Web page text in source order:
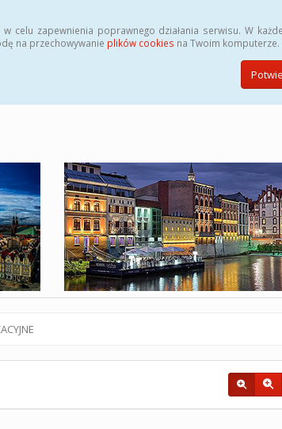
zapewnienia poprawnego działania serwisu. W
na przechowywanie plików cookies na Twoim komputerze.